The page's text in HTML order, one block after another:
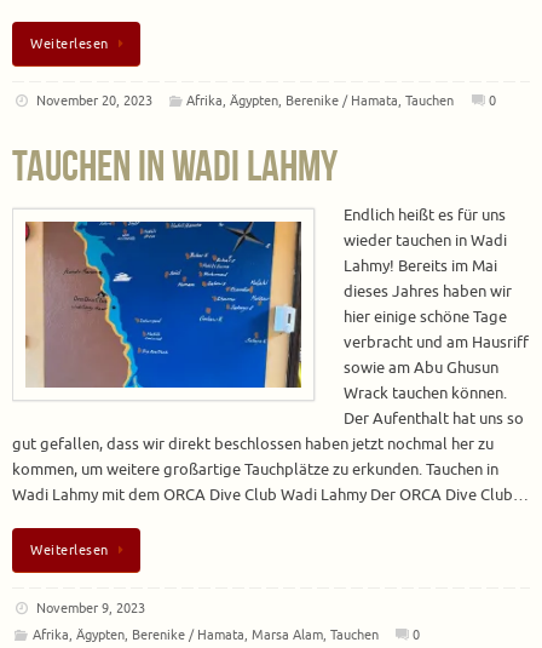
Weiterlesen
November 20, 2023 Afrika,Ägypten, Berenike / Hamata,Tauchen 0
Tauchen in Wadi Lahmy
Endlich heißt es für uns
wieder tauchen in Wadi
Lahmy! Bereits im Mai
dieses Jahres haben wir
hier einige schöne Tage
verbracht und am Hausriff
sowie am Abu Ghusun
Wrack tauchen können.
Der Aufenthalt hat uns so
gut gefallen, dass wir direkt beschlossen haben jetzt nochmal her zu
kommen, um weitere großartige Tauchplätze zu erkunden. Tauchen in
Wadi Lahmy mit dem ORCA Dive Club Wadi Lahmy Der ORCA Dive Club…
Weiterlesen
November 9, 2023
Afrika Ägypten, Berenike / Hamata Marsa Alam, Tauchen 0